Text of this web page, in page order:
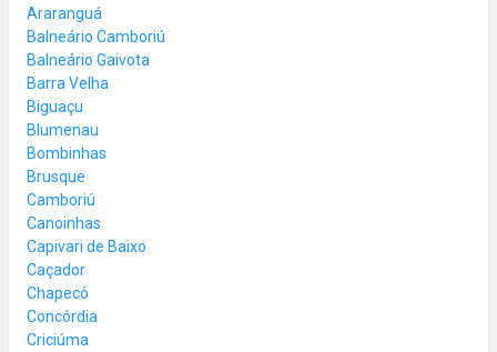
Araranguá
Balneário Camboriú
Balneário Gaivota
Barra Velha
Biguaçu
Blumenau
Bombinhas
Brusque
Camboriú
Canoinhas
Capivari de Baixo
Caçador
Chapecó
Concórdia
Criciúma